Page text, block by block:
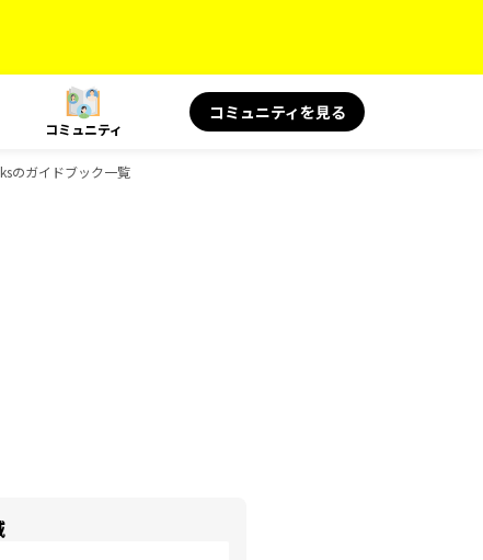
コミュニティ
コミュニティを見る
のガイドブック一覧